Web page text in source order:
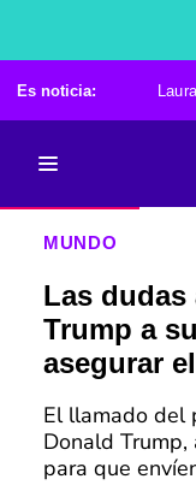
Es noticia:
MUNDO
Las dudas
Trump a
asegurar
El llamado del
Donald
para que